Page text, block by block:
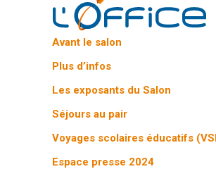
Avant le salon
Plus d’infos
Les exposants du Salon
Séjours au pair
Voyages scolaires éducatifs
Espace presse 2024